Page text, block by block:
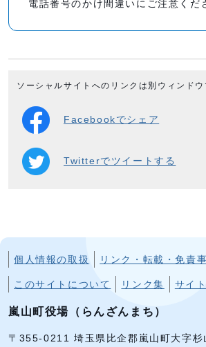
電話番号のかけ間違いにご注意くだ
ソーシャルサイトへのリンクは別ウィンドウ
Facebookでシェア
Twitterでツイートする
個人情報の取扱 リンク・転載・免責
このサイトについて リンク集 サイ
嵐山町役場（らんざんまち）
〒355-0211 埼玉県比企郡嵐山町大字